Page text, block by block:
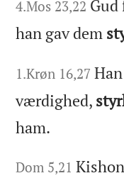
4.Mos 23,22 Gud
han gav dem
1.Krøn 16,27
værdighed,
ham.
Dom 5,21